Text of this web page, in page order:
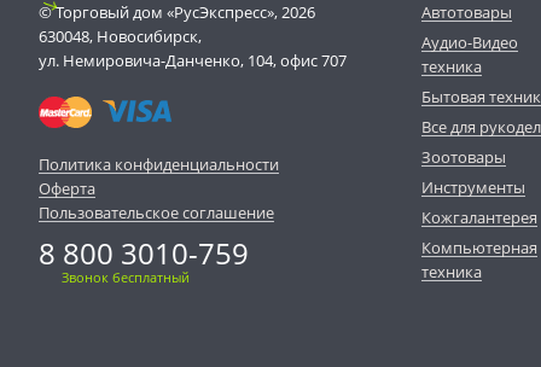
© Торговый дом «РусЭкспресс», 2026
630048, Новосибирск,
ул. Немировича-Данченко, 104, офис 707
Политика конфиденциальности
Оферта
Пользовательское соглашение
8 800 3010-759
Звонок бесплатный
Автотовары
Аудио-Видео
техника
Бытовая
Все для
Зоотовары
Инструменты
Кожгалантерея
Компьютерная
техника